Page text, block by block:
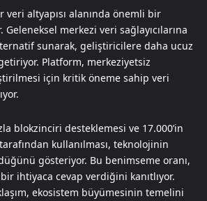
altyapısı alanında önemli bir
merkezi veri sağlayıcılarına
sunarak, geliştiricilere daha ucuz
Platform, merkeziyetsiz
için kritik öneme sahip veri
blokzinciri desteklemesi ve 17.000’in
kullanılması, teknolojinin
gösteriyor. Bu benimseme oranı,
ihtiyaca cevap verdiğini kanıtlıyor.
ekosistem büyümesinin temelini